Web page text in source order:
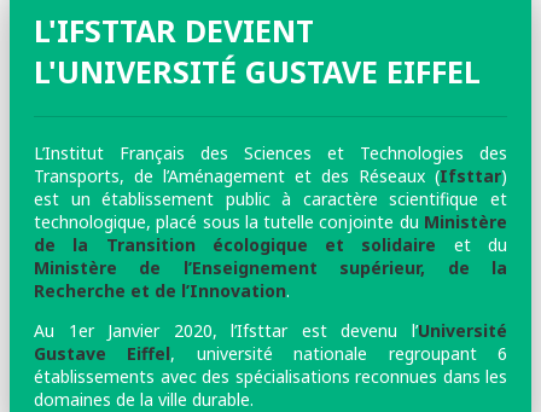
L'IFSTTAR DEVIENT
L'UNIVERSITÉ GUSTAVE EIFFEL
L’Institut Français des Sciences et Technologies des
Transports, de l’Aménagement et des Réseaux (Ifsttar)
est un établissement public à caractère scientifique et
technologique, placé sous la tutelle conjointe du Ministère
de la Transition écologique et solidaire et du
Ministère de l’Enseignement supérieur, de la
Recherche et de l’Innovation.
Au 1er Janvier 2020, l’Ifsttar est devenu l’Université
Gustave Eiffel, université nationale regroupant 6
établissements avec des spécialisations reconnues dans les
domaines de la ville durable.